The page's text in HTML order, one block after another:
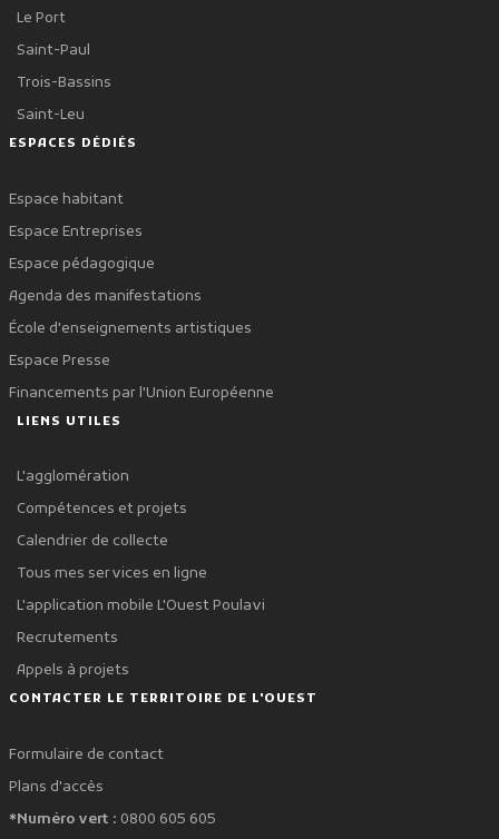
Le Port
Saint-Paul
Trois-Bassins
Saint-Leu
ESPACES DÉDIÉS
Espace habitant
Espace Entreprises
Espace pédagogique
Agenda des manifestations
École d'enseignements artistiques
Espace Presse
Financements par l'Union Européenne
LIENS UTILES
L'agglomération
Compétences et projets
Calendrier de collecte
Tous mes services en ligne
L'application mobile L'Ouest Poulavi
Recrutements
Appels à projets
CONTACTER LE TERRITOIRE DE L'OUEST
Formulaire de contact
Plans d'accès
*Numéro vert : 0800 605 605